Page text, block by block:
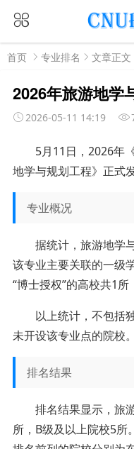
首页 专业排名 文章正文
2026年旅游地学
2026-05-11 14:19
5月11日，2026年
地学与规划工程》正式发
专业概况
据统计，旅游地学
该专业主要关联的一级
“博士授权”的高校共1所
以上统计，不包括
未开设该专业点的院校。
排名结果
排名结果显示，旅
所，B级及以上院校5所